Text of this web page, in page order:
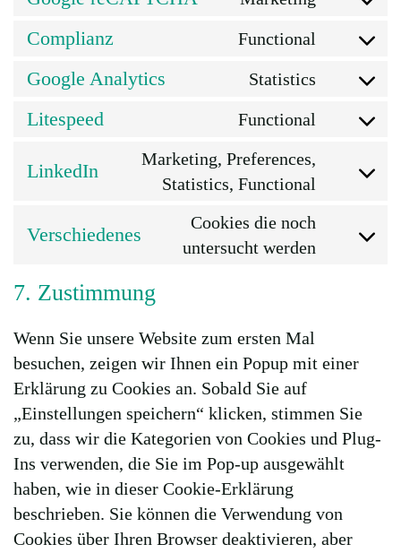
wpml
Consent
google-
Complianz Functional
Consent
Google Analytics Statistics
Consent
google-
Litespeed Functional
Consent
service
LinkedIn
Marketing, Preferences,
Statistics, Functional
Consent
service
Verschiedenes
Cookies die noch
untersucht werden
Consent
7. Zustimmung
Wenn Sie unsere Website zum ersten Mal
besuchen, zeigen wir Ihnen ein Popup mit einer
Erklärung zu Cookies an. Sobald Sie auf
„Einstellungen speichern“ klicken, stimmen Sie
zu, dass wir die Kategorien von Cookies und Plug-
Ins verwenden, die Sie im Pop-up ausgewählt
haben, wie in dieser Cookie-Erklärung
beschrieben. Sie können die Verwendung von
Cookies über Ihren Browser deaktivieren, aber